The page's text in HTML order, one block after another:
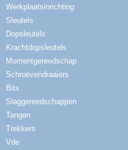
Werkplaatsinrichting
Sleutels
Dopsleutels
Krachtdopsleutels
Momentgereedschap
Schroevendraaiers
Bits
Slaggereedschappen
Tangen
Trekkers
Vde